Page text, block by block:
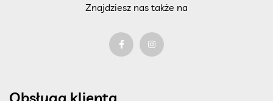
Znajdziesz nas także na
Obsługa klienta